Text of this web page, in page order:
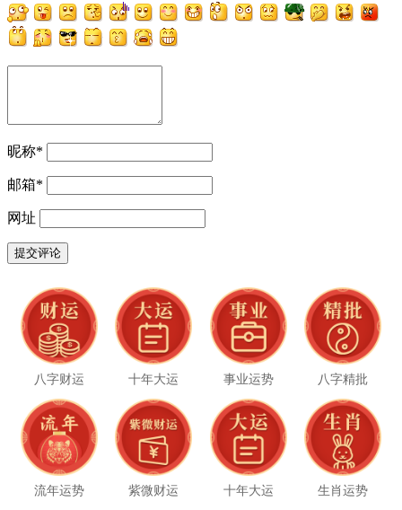
昵称*
邮箱*
网址
八字财运 十年大运 事业运势 八字精批
流年运势 紫微财运 十年大运 生肖运势